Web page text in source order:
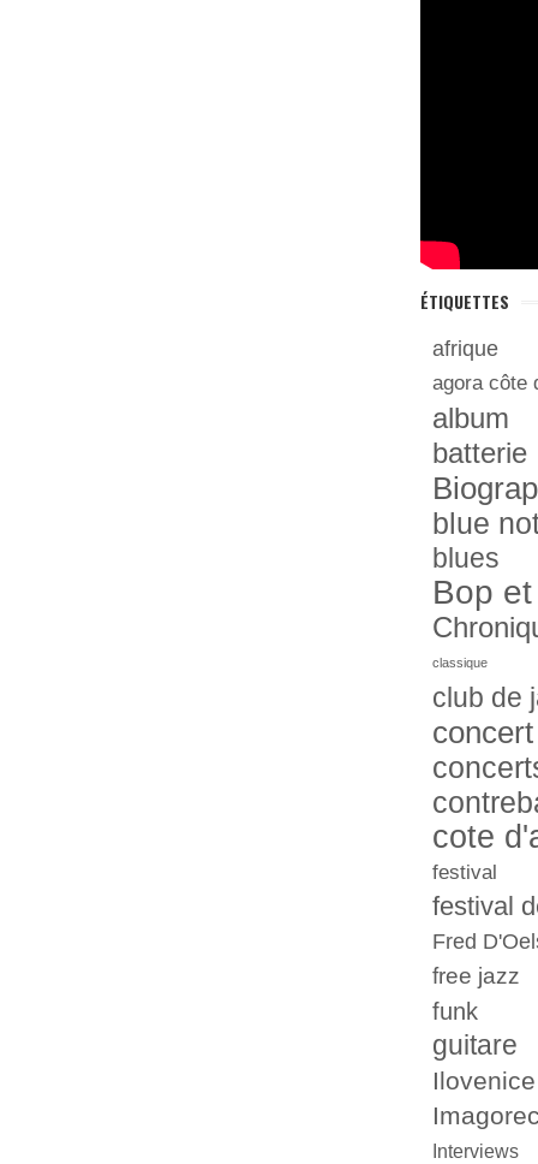
ÉTIQUETTES
afrique
agora côte
album
batterie
blue
blues
Bop
classique
club de
concert
cote
festival
festival
Fred
free jazz
funk
guitare
Ilovenice
Interviews